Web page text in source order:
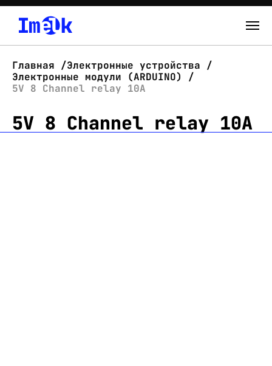
О нас
Новости
Главная
Электронные устройства
Электронные модули (ARDUINO)
5V 8 Channel relay 10A
5V 8 Channel relay 10A